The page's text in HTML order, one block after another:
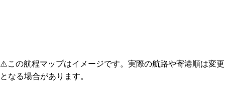
⚠️この航程マップはイメージです。実際の航路や寄港順は変更
となる場合があります。